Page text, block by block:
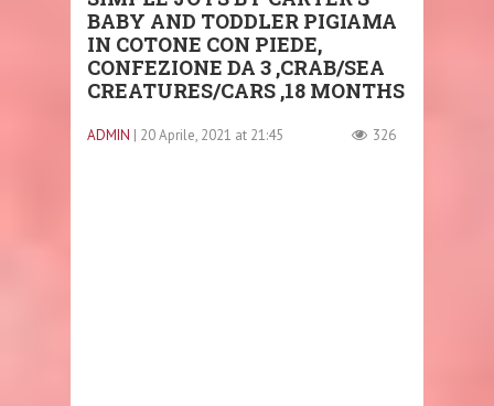
BABY AND TODDLER PIGIAMA
IN COTONE CON PIEDE,
CONFEZIONE DA 3 ,CRAB/SEA
CREATURES/CARS ,18 MONTHS
ADMIN | 20 Aprile, 2021 at 21:45 326